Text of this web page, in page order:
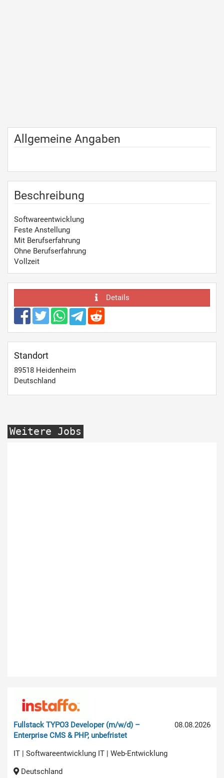
Allgemeine Angaben
Beschreibung
Softwareentwicklung
Feste Anstellung
Mit Berufserfahrung
Ohne Berufserfahrung
Vollzeit
Details
Standort
89518 Heidenheim
Deutschland
Weitere Jobs
08.08.2026
Fullstack TYPO3 Developer (m/w/d) –
Enterprise CMS & PHP, unbefristet
IT | Softwareentwicklung IT | Web-Entwicklung
Deutschland